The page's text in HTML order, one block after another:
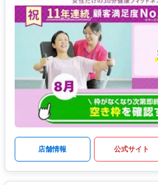
店舗情報 公式サイト